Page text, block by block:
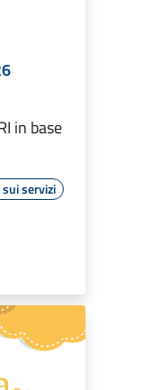
in base
sui servizi